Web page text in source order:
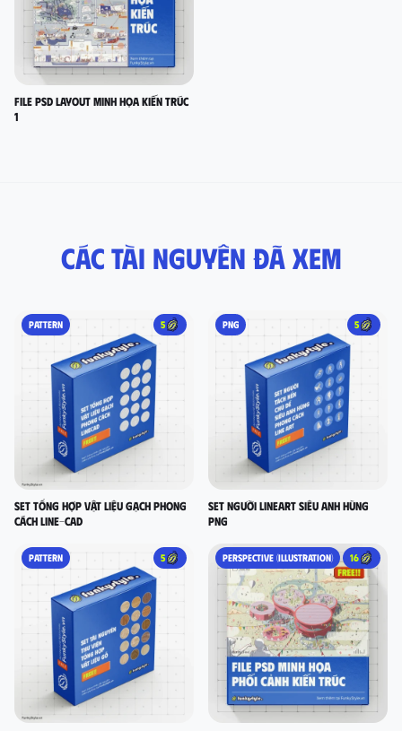
FILE PSD LAYOUT MINH HỌA KIẾN TRÚC
1
Các tài nguyên đã xem
PATTERN 5
set tổng hợp vật liệu gạch phong
cách LINE-CAD
PNG 5
Set người lineart siêu anh hùng
PNG
PATTERN 5 PERSPECTIVE (ILLUSTRATION) 16